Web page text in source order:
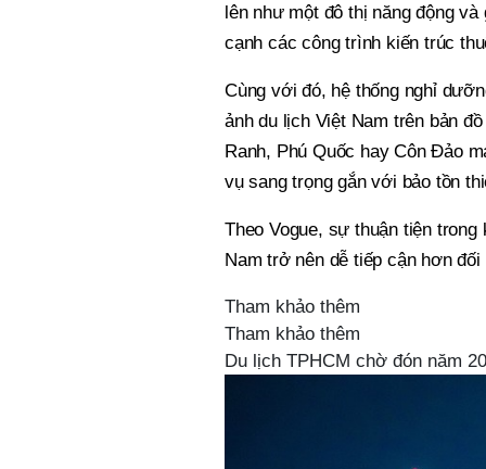
lên như một đô thị năng động
cạnh các công trình kiến trúc
Cùng với đó, hệ thống nghỉ
ảnh du lịch Việt Nam trên bản
Ranh, Phú Quốc hay Côn Đảo
vụ sang trọng gắn với bảo tồn
Theo Vogue, sự thuận tiện
Nam trở nên dễ tiếp cận hơn
Tham khảo thêm
Tham khảo thêm
Du lịch TPHCM chờ đón năm